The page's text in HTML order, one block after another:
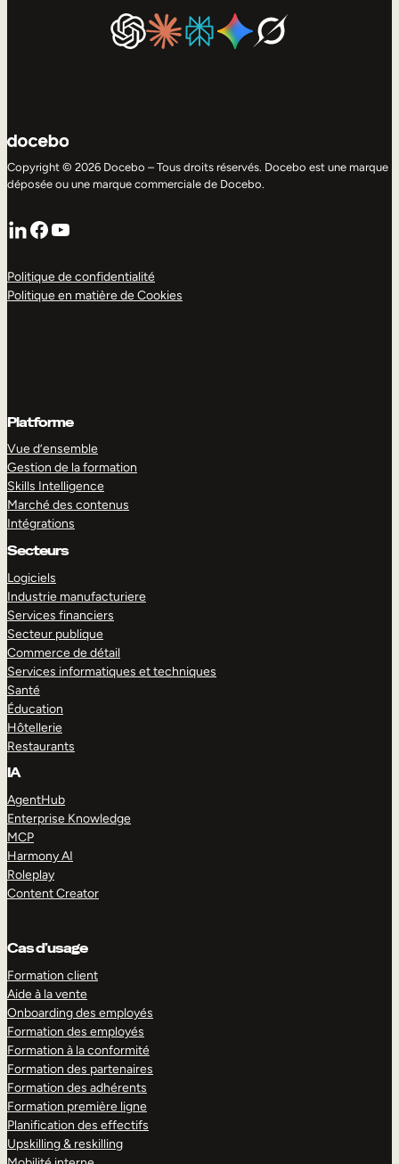
Copyright © 2026 Docebo – Tous droits réservés. Docebo est une marque
déposée ou une marque commerciale de Docebo.
LinkedIn
Facebook
YouTube
Politique de confidentialité
Politique en matière de Cookies
Platforme
Vue d’ensemble
Gestion de la formation
Skills Intelligence
Marché des contenus
Intégrations
Secteurs
Logiciels
Industrie manufacturiere
Services financiers
Secteur publique
Commerce de détail
Services informatiques et techniques
Santé
Éducation
Hôtellerie
Restaurants
IA
AgentHub
Enterprise Knowledge
MCP
Harmony AI
Roleplay
Content Creator
Cas d’usage
Formation client
Aide à la vente
Onboarding des employés
Formation des employés
Formation à la conformité
Formation des partenaires
Formation des adhérents
Formation première ligne
Planification des effectifs
Upskilling & reskilling